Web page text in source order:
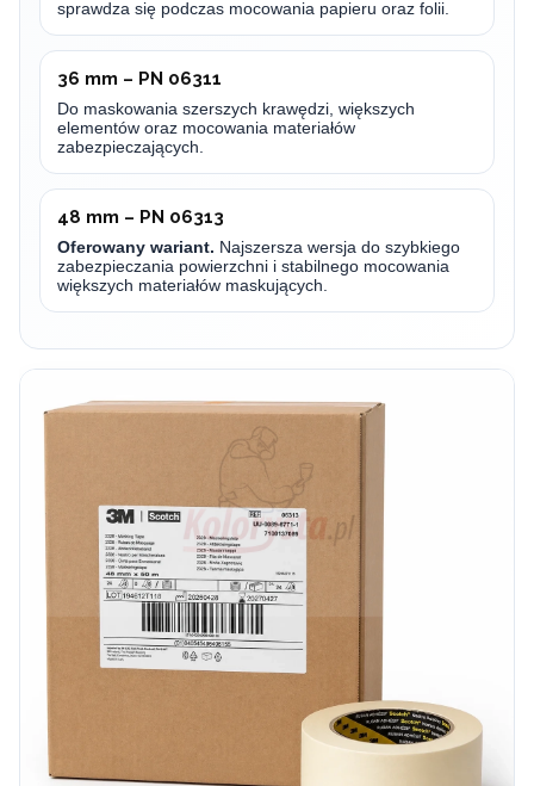
sprawdza się podczas mocowania papieru oraz folii.
36 mm – PN 06311
Do maskowania szerszych krawędzi, większych
elementów oraz mocowania materiałów
zabezpieczających.
48 mm – PN 06313
Oferowany wariant. Najszersza wersja do szybkiego
zabezpieczania powierzchni i stabilnego mocowania
większych materiałów maskujących.